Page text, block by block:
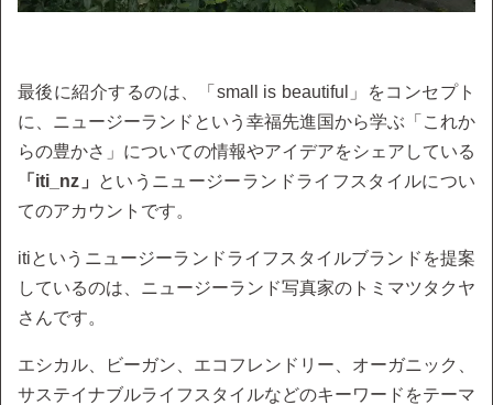
最後に紹介するのは、「small is beautiful」をコンセプト
に、ニュージーランドという幸福先進国から学ぶ「これか
らの豊かさ」についての情報やアイデアをシェアしている
「iti_nz」
というニュージーランドライフスタイルについ
てのアカウントです。
itiというニュージーランドライフスタイルブランドを提案
しているのは、ニュージーランド写真家のトミマツタクヤ
さんです。
エシカル、ビーガン、エコフレンドリー、オーガニック、
サステイナブルライフスタイルなどのキーワードをテーマ